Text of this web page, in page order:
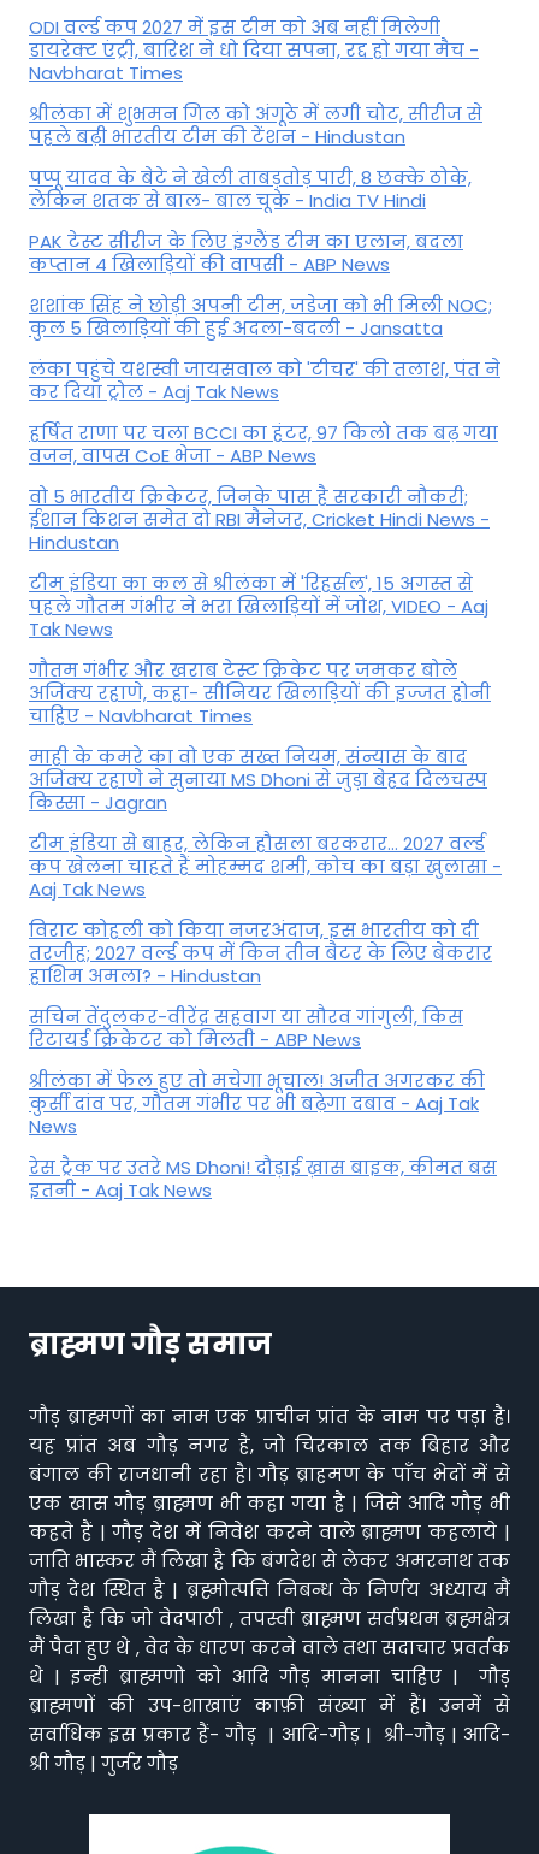
ODI वर्ल्ड कप 2027 में इस टीम को अब नहीं मिलेगी
डायरेक्ट एंट्री, बारिश ने धो दिया सपना, रद्द हो गया मैच -
Navbharat Times
श्रीलंका में शुभमन गिल को अंगूठे में लगी चोट, सीरीज से
पहले बढ़ी भारतीय टीम की टेंशन - Hindustan
पप्पू यादव के बेटे ने खेली ताबड़तोड़ पारी, 8 छक्के ठोके,
लेकिन शतक से बाल- बाल चूके - India TV Hindi
PAK टेस्ट सीरीज के लिए इंग्लैंड टीम का एलान, बदला
कप्तान 4 खिलाड़ियों की वापसी - ABP News
शशांक सिंह ने छोड़ी अपनी टीम, जडेजा को भी मिली NOC;
कुल 5 खिलाड़ियों की हुई अदला-बदली - Jansatta
लंका पहुंचे यशस्वी जायसवाल को 'टीचर' की तलाश, पंत ने
कर द‍िया ट्रोल - Aaj Tak News
हर्षित राणा पर चला BCCI का हंटर, 97 किलो तक बढ़ गया
वजन, वापस CoE भेजा - ABP News
वो 5 भारतीय क्रिकेटर, जिनके पास है सरकारी नौकरी;
ईशान किशन समेत दो RBI मैनेजर, Cricket Hindi News -
Hindustan
टीम इंडिया का कल से श्रीलंका में 'रिहर्सल', 15 अगस्त से
पहले गौतम गंभीर ने भरा ख‍िलाड़‍ियों में जोश, VIDEO - Aaj
Tak News
गौतम गंभीर और खराब टेस्ट क्रिकेट पर जमकर बोले
अजिंक्य रहाणे, कहा- सीनियर खिलाड़ियों की इज्जत होनी
चाहिए - Navbharat Times
माही के कमरे का वो एक सख्त नियम, संन्यास के बाद
अजिंक्‍य रहाणे ने सुनाया MS Dhoni से जुड़ा बेहद दिलचस्प
किस्सा - Jagran
टीम इंडिया से बाहर, लेकिन हौसला बरकरार... 2027 वर्ल्ड
कप खेलना चाहते हैं मोहम्मद शमी, कोच का बड़ा खुलासा -
Aaj Tak News
विराट कोहली को किया नजरअंदाज, इस भारतीय को दी
तरजीह; 2027 वर्ल्ड कप में किन तीन बैटर के लिए बेकरार
हाशिम अमला? - Hindustan
सचिन तेंदुलकर-वीरेंद्र सहवाग या सौरव गांगुली, किस
रिटायर्ड क्रिकेटर को मिलती - ABP News
श्रीलंका में फेल हुए तो मचेगा भूचाल! अजीत अगरकर की
कुर्सी दांव पर, गौतम गंभीर पर भी बढ़ेगा दबाव - Aaj Tak
News
रेस ट्रैक पर उतरे MS Dhoni! दौड़ाई ख़ास बाइक, कीमत बस
इतनी - Aaj Tak News
ब्राह्मण गौड़ समाज
गौड़ ब्राह्मणों का नाम एक प्राचीन प्रांत के नाम पर पड़ा है।
यह प्रांत अब गौड़ नगर है, जो चिरकाल तक बिहार और
बंगाल की राजधानी रहा है। गौड़ ब्राहमण के पाँच भेदों में से
एक खास गौड़ ब्राह्मण भी कहा गया है | जिसे आदि गौड़ भी
कहते हैं | गौड़ देश में निवेश करने वाले ब्राह्मण कहलाये |
जाति भास्कर मैं लिखा है कि बंगदेश से लेकर अमरनाथ तक
गौड़ देश स्थित है | ब्रह्मोत्पत्ति निबन्ध के निर्णय अध्याय मैं
लिखा है कि जो वेदपाठी , तपस्वी ब्राह्मण सर्वप्रथम ब्रह्मक्षेत्र
मैं पैदा हुए थे , वेद के धारण करने वाले तथा सदाचार प्रवर्तक
थे | इन्ही ब्राह्मणो को आदि गौड़ मानना चाहिए | गौड़
ब्राह्मणों की उप-शाखाएं काफ़ी संख्या में हैं। उनमें से
सर्वाधिक इस प्रकार हैं- गौड़ | आदि-गौड़ | श्री-गौड़ | आदि-
श्री गौड़ | गुर्जर गौड़